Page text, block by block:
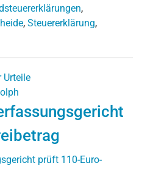
,
, Steuererklärung,
Urteile